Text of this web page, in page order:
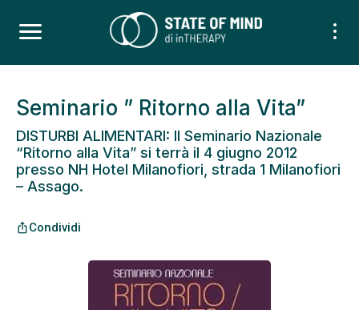
Seminario ” Ritorno alla Vita”
DISTURBI ALIMENTARI: Il Seminario Nazionale
“Ritorno alla Vita” si terrà il 4 giugno 2012
presso NH Hotel Milanofiori, strada 1 Milanofiori
– Assago.
ios_shareCondividi